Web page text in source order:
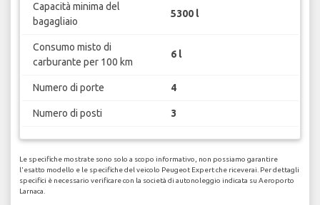
Capacità minima del
bagagliaio
5300 l
Consumo misto di
carburante per 100 km
6 l
Numero di porte 4
Numero di posti 3
Le specifiche mostrate sono solo a scopo informativo, non possiamo garantire
l'esatto modello e le specifiche del veicolo Peugeot Expert che riceverai. Per dettagli
specifici è necessario verificare con la società di autonoleggio indicata su Aeroporto
Larnaca.